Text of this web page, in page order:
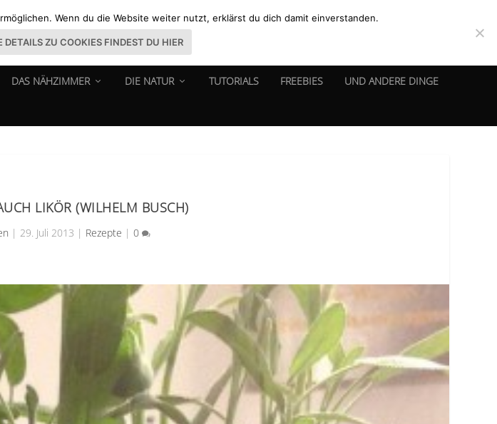
DAS NÄHZIMMER DIE NATUR TUTORIALS FREEBIES UND ANDERE DINGE
LIKÖR (WILHELM BUSCH)
| 29. Juli 2013 | Rezepte | 0
Wenn du die Website weiter nutzt, erklärst du dich damit einverstanden.
DETAILS ZU COOKIES FINDEST DU HIER